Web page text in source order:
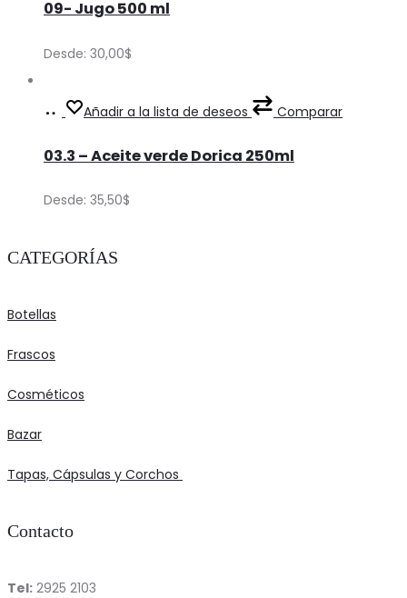
page
may
chosen
the
page
has
The
options
may
chosen
the
09- Jugo 500 ml
Desde: 30,00$
Ver
This
has
the
Añadir a la lista de deseos Comparar
03.3 – Aceite verde Dorica 250ml
Desde: 35,50$
CATEGORÍAS
Botellas
Frascos
Cosméticos
Bazar
Tapas, Cápsulas y Corchos
Contacto
Tel: 2925 2103